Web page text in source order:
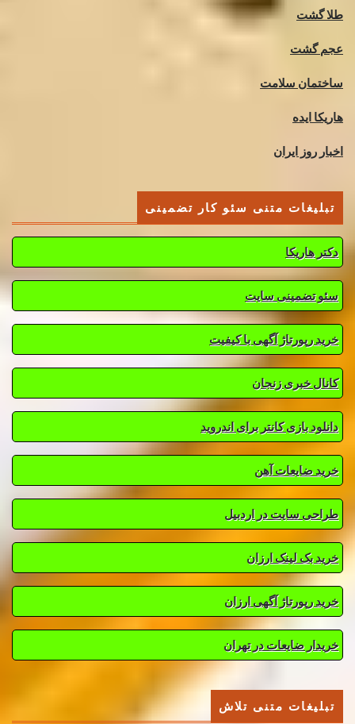
طلا گشت
عجم گشت
ساختمان سلامت
هاریکا ایده
اخبار روز ایران
تبلیغات متنی سئو کار تضمینی
دکتر هاریکا
سئو تضمینی سایت
خرید رپورتاژ آگهی با کیفیت
کانال خبری زنجان
دانلود بازی کانتر برای اندروید
خرید ضایعات آهن
طراحی سایت در اردبیل
خرید بک لینک ارزان
خرید رپورتاژ آگهی ارزان
خریدار ضایعات در تهران
تبلیغات متنی تلاش